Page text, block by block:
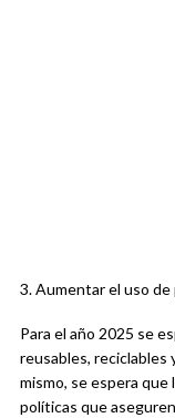
3. Aumentar el uso
Para el año 2025 se
reusables, reciclables
mismo, se espera
políticas que